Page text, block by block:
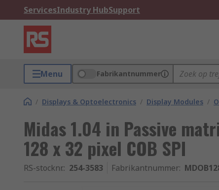
ServicesIndustry HubSupport
Menu Fabrikantnummer
/ Displays & Optoelectronics / Display Modules /
Midas 1.04 in Passive
128 x 32 pixel COB SPI
RS-stocknr.: 254-3583 Fabrikantnummer: